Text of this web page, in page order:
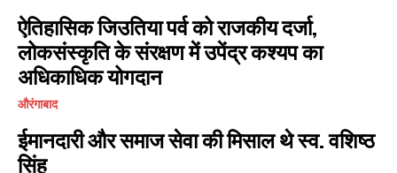
ऐतिहासिक जिउतिया पर्व को राजकीय दर्जा,
लोकसंस्कृति के संरक्षण में उपेंद्र कश्यप का
अधिकाधिक योगदान
औरंगाबाद
ईमानदारी और समाज सेवा की मिसाल थे स्व. वशिष्ठ
सिंह